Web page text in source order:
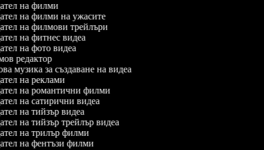
на филми
на филми на ужасите
на филмови трейлъри
на фитнес видеа
на фото видеа
редактор
музика за създаване на видеа
на реклами
на романтични филми
на сатирични видеа
на тийзър видеа
на тийзър трейлър видеа
на трилър филми
на фентъзи филми